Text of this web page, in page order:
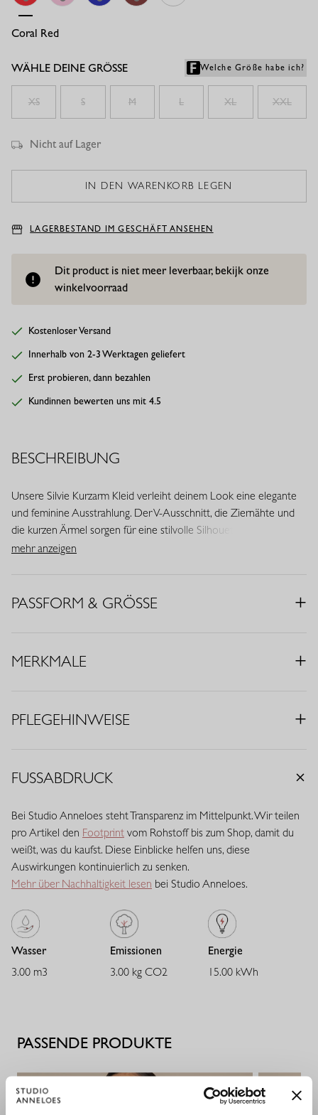
Coral RedPop Pink
WÄHLE DEINE GRÖSSE Welche Größe habe ich?
XS S M L XL XXL
Nicht auf Lager
LAGERBESTAND IM GESCHÄFT ANSEHEN
Dit product is niet meer leverbaar, bekijk onze
winkelvoorraad
Kostenloser Versand
Innerhalb von 2-3 Werktagen geliefert
Erst probieren, dann bezahlen
Kundinnen bewerten uns mit 4.5
BESCHREIBUNG
Unsere Silvie Kurzarm Kleid verleiht deinem Look eine elegante
und feminine Ausstrahlung. Der V-Ausschnitt, die Ziernähte und
die kurzen Ärmel sorgen für eine stilvolle Silhouette. Dieses
Modell ist Teil der Jubiläumskollektion zum 20 jährigen Bestehen
• Kurze Ärmel
• Stoff aus Italien
Travelstoff ist ein komfortabler, pflegeleichter Stretchstoff, der
kaum knittert und lange schön bleibt. Travelstoff Medium hat eine
Balance zwischen Stabilität und Geschmeidigkeit. Der Stoff trägt
sich angenehm, verleiht ausreichend Body und behält zuverlässig
seine Passform. Eine vielseitige Qualität mit eleganter
Ausstrahlung.
mehr anzeigen
PASSFORM & GRÖSSE
MERKMALE
PFLEGEHINWEISE
FUSSABDRUCK
Bei Studio Anneloes steht Transparenz im Mittelpunkt. Wir teilen
pro Artikel den Footprint vom Rohstoff bis zum Shop, damit du
weißt, was du kaufst. Diese Einblicke helfen uns, diese
Auswirkungen kontinuierlich zu senken.
Mehr über Nachhaltigkeit lesen bei Studio Anneloes.
Wasser
3.00 m3
Emissionen
3.00 kg CO2
Energie
15.00 kWh
PASSENDE PRODUKTE